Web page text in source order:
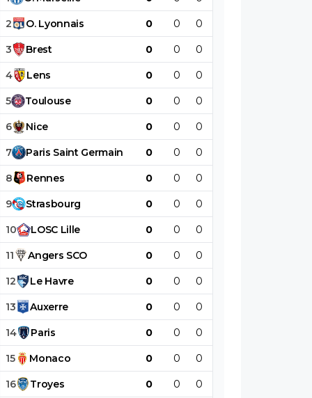
2 O. Lyonnais 0 0 0
3 Brest 0 0 0
4 Lens 0 0 0
5 Toulouse 0 0 0
6 Nice 0 0 0
7 Paris Saint Germain 0 0 0
8 Rennes 0 0 0
9 Strasbourg 0 0 0
10 LOSC Lille 0 0 0
11 Angers SCO 0 0 0
12 Le Havre 0 0 0
13 Auxerre 0 0 0
14 Paris 0 0 0
15 Monaco 0 0 0
16 Troyes 0 0 0